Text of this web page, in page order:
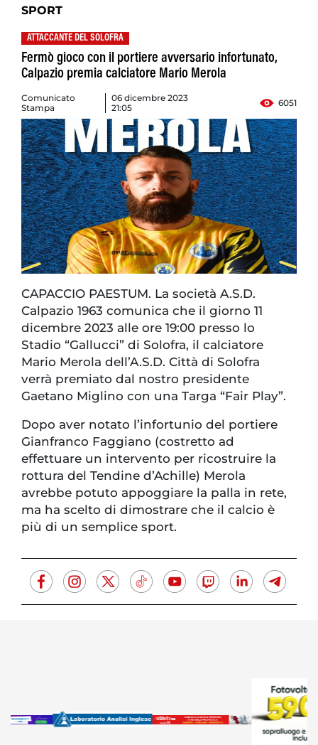
SPORT
ATTACCANTE DEL SOLOFRA
Fermò gioco con il portiere avversario infortunato,
Calpazio premia calciatore Mario Merola
Comunicato
Stampa
06 dicembre 2023
21:05
6051
CAPACCIO PAESTUM. La società A.S.D.
Calpazio 1963 comunica che il giorno 11
dicembre 2023 alle ore 19:00 presso lo
Stadio “Gallucci” di Solofra, il calciatore
Mario Merola dell’A.S.D. Città di Solofra
verrà premiato dal nostro presidente
Gaetano Miglino con una Targa “Fair Play”.
Dopo aver notato l’infortunio del portiere
Gianfranco Faggiano (costretto ad
effettuare un intervento per ricostruire la
rottura del Tendine d’Achille) Merola
avrebbe potuto appoggiare la palla in rete,
ma ha scelto di dimostrare che il calcio è
più di un semplice sport.